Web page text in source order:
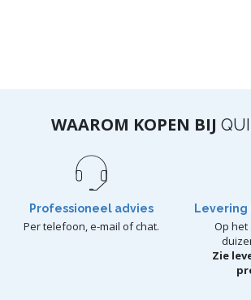
WAAROM KOPEN BIJ
Professioneel advies
Per telefoon, e-mail of chat.
Levering
Op het
Zie